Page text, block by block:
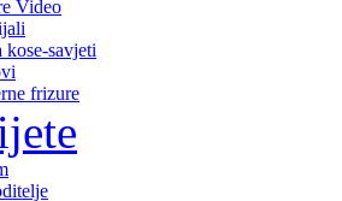
Video
kose-savjeti
frizure